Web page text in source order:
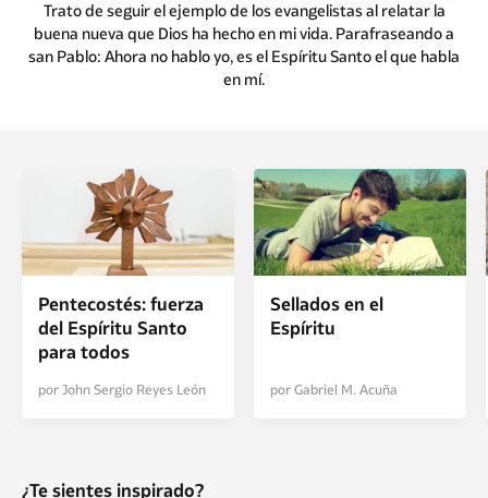
Trato de seguir el ejemplo de los evangelistas al relatar la
buena nueva que Dios ha hecho en mi vida. Parafraseando a
san Pablo: Ahora no hablo yo, es el Espíritu Santo el que habla
en mí.
Pentecostés: fuerza
del Espíritu Santo
para todos
por John Sergio Reyes León
Sellados en el
Espíritu
por Gabriel M. Acuña
¿Te sientes inspirado?